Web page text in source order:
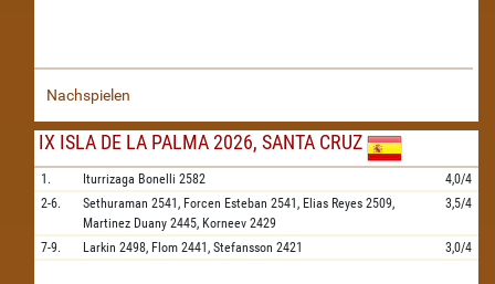
Nachspielen
IX ISLA DE LA PALMA 2026, SANTA CRUZ
1. Iturrizaga Bonelli 2582
4,0/4
2-6.
Sethuraman 2541, Forcen Esteban 2541, Elias Reyes 2509,
Martinez Duany 2445, Korneev 2429
3,5/4
7-9. Larkin 2498, Flom 2441, Stefansson 2421 3,0/4